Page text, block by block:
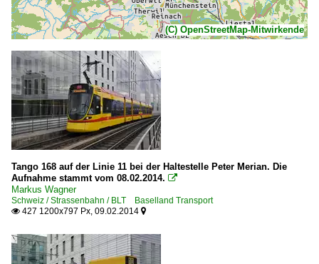
(C) OpenStreetMap-Mitwirkende
Tango 168 auf der Linie 11 bei der Haltestelle Peter Merian. Die
Aufnahme stammt vom 08.02.2014. 
Markus Wagner
Schweiz / Strassenbahn / BLT Baselland Transport
 427 1200x797 Px, 09.02.2014 